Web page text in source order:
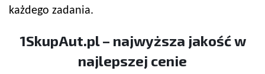
każdego zadania.
1SkupAut.pl – najwyższa jakość w
najlepszej cenie